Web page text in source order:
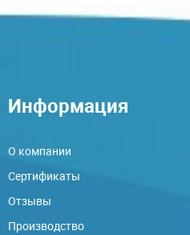
Информация
О компании
Сертификаты
Отзывы
Производство